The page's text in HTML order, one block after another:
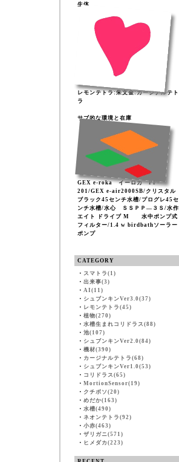
生体
レモンテトラ:朱文金:カージナルテト
ラ
サブ的な環境と在庫
GEX e-roka イーロカ PF-
201/GEX e-air2000SB/クリスタル
ブラック45センチ水槽/プログレ45セ
ンチ水槽/水心 ＳＳＰＰ―３Ｓ/水作
エイト ドライブ M 水中ポンプ式
フィルター/1.4 w birdbathソーラー
ポンプ
CATEGORY
・ スマトラ(1)
・ 出来事(3)
・ AI(11)
・ シュブンキンVer3.0(37)
・ レモンテトラ(45)
・ 植物(270)
・ 水槽生まれコリドラス(88)
・ 池(107)
・ シュブンキンVer2.0(84)
・ 機材(390)
・ カージナルテトラ(68)
・ シュブンキンVer1.0(53)
・ コリドラス(65)
・ MortionSensor(19)
・ クチボソ(20)
・ めだか(163)
・ 水槽(490)
・ ネオンテトラ(92)
・ 小赤(463)
・ ザリガニ(571)
・ ヒメダカ(223)